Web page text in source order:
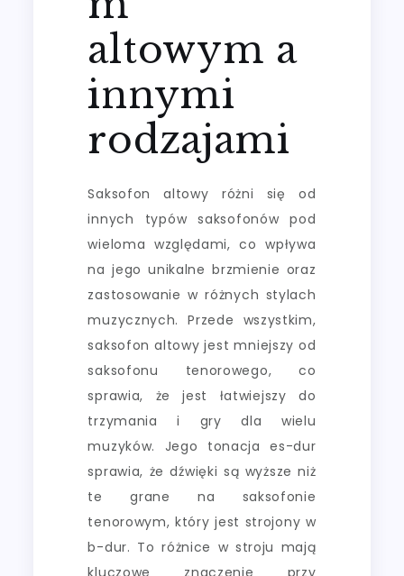
altowym a
innymi
rodzajami
Saksofon altowy różni się od
innych typów saksofonów pod
wieloma względami, co wpływa
na jego unikalne brzmienie oraz
zastosowanie w różnych stylach
muzycznych. Przede wszystkim,
saksofon altowy jest mniejszy od
saksofonu tenorowego, co
sprawia, że jest łatwiejszy do
trzymania i gry dla wielu
muzyków. Jego tonacja es-dur
sprawia, że dźwięki są wyższe niż
te grane na saksofonie
tenorowym, który jest strojony w
b-dur. To różnice w stroju mają
kluczowe znaczenie przy